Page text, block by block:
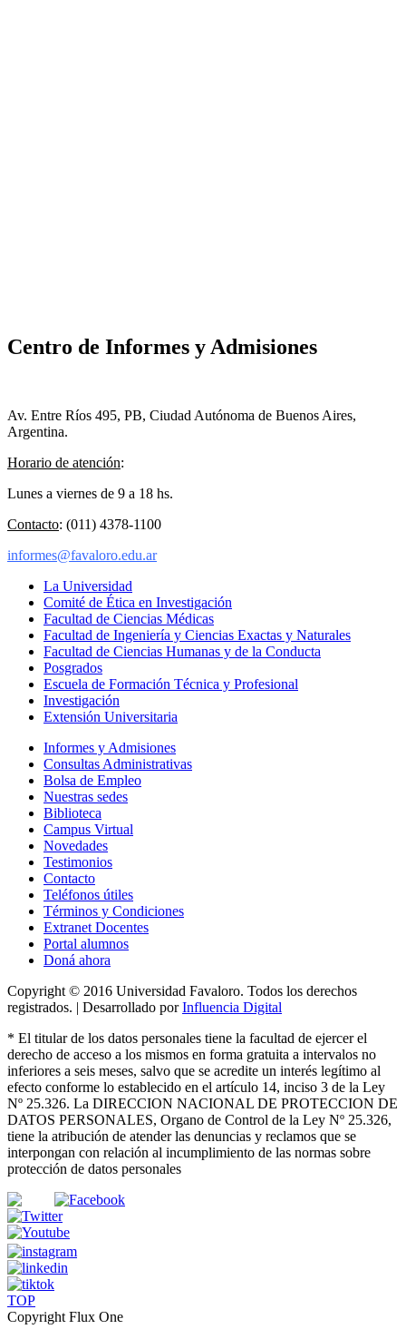
Centro de Informes y Admisiones
Av. Entre Ríos 495, PB, Ciudad Autónoma de Buenos Aires,
Argentina.
Horario de atención:
Lunes a viernes de 9 a 18 hs.
Contacto: (011) 4378-1100
informes@favaloro.edu.ar
La Universidad
Comité de Ética en Investigación
Facultad de Ciencias Médicas
Facultad de Ingeniería y Ciencias Exactas y Naturales
Facultad de Ciencias Humanas y de la Conducta
Posgrados
Escuela de Formación Técnica y Profesional
Investigación
Extensión Universitaria
Informes y Admisiones
Consultas Administrativas
Bolsa de Empleo
Nuestras sedes
Biblioteca
Campus Virtual
Novedades
Testimonios
Contacto
Teléfonos útiles
Términos y Condiciones
Extranet Docentes
Portal alumnos
Doná ahora
Copyright © 2016 Universidad Favaloro. Todos los derechos
registrados. | Desarrollado porInfluencia Digital
* El titular de los datos personales tiene la facultad de ejercer el
derecho de acceso a los mismos en forma gratuita a intervalos no
inferiores a seis meses, salvo que se acredite un interés legítimo al
efecto conforme lo establecido en el artículo 14, inciso 3 de la Ley
Nº 25.326. La DIRECCION NACIONAL DE PROTECCION DE
DATOS PERSONALES, Organo de Control de la Ley Nº 25.326,
tiene la atribución de atender las denuncias y reclamos que se
interpongan con relación al incumplimiento de las normas sobre
protección de datos personales
TOP
Copyright Flux One